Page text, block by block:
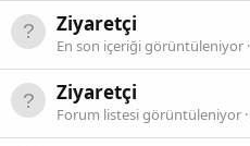
Ziyaretçi
En son içeriği görüntüleniyor
Ziyaretçi
Forum listesi görüntüleniyor